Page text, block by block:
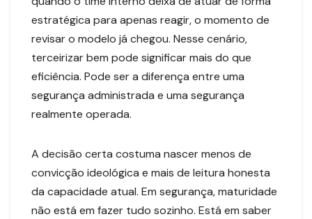
estratégica para apenas reagir, o momento de
revisar o modelo já chegou. Nesse cenário,
terceirizar bem pode significar mais do que
eficiência. Pode ser a diferença entre uma
segurança administrada e uma segurança
realmente operada.
A decisão certa costuma nascer menos de
convicção ideológica e mais de leitura honesta
da capacidade atual. Em segurança, maturidade
não está em fazer tudo sozinho. Está em saber